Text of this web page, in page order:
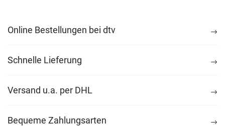
Online Bestellungen bei dtv
Schnelle Lieferung
Versand u.a. per DHL
Bequeme Zahlungsarten